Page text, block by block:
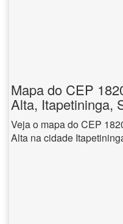
Mapa do CEP
Alta, Itapetininga,
Veja o mapa do CEP
Alta na cidade